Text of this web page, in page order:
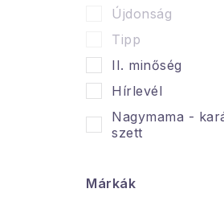
Újdonság
Tipp
II. minőség
Hírlevél
Nagymama -
szett
Márkák